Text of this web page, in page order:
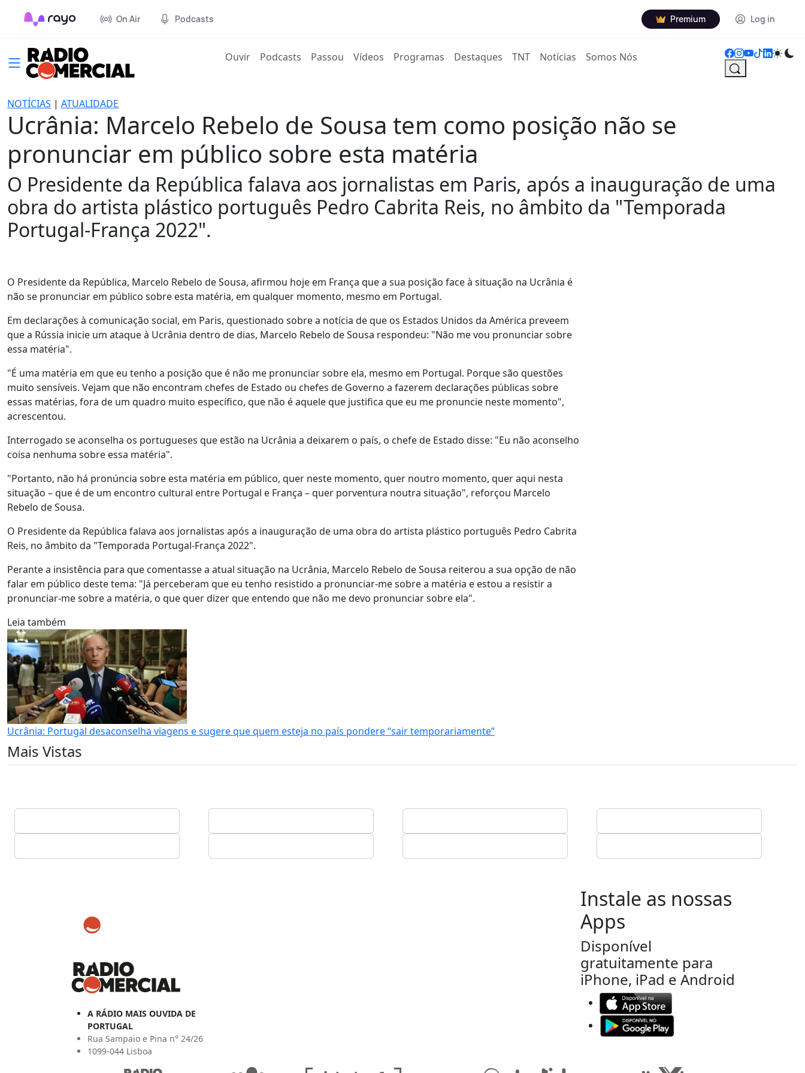
On Air Podcasts Premium Log in
Ouvir(current)
Podcasts Passou Vídeos Programas Destaques TNT Notícias Somos Nós
NOTÍCIAS | ATUALIDADE
Ucrânia: Marcelo Rebelo de Sousa tem como posição não se
pronunciar em público sobre esta matéria
O Presidente da República falava aos jornalistas em Paris, após a inauguração de uma
obra do artista plástico português Pedro Cabrita Reis, no âmbito da "Temporada
Portugal-França 2022".
O Presidente da República, Marcelo Rebelo de Sousa, afirmou hoje em França que a sua posição face à situação na Ucrânia é
não se pronunciar em público sobre esta matéria, em qualquer momento, mesmo em Portugal.
Em declarações à comunicação social, em Paris, questionado sobre a notícia de que os Estados Unidos da América preveem
que a Rússia inicie um ataque à Ucrânia dentro de dias, Marcelo Rebelo de Sousa respondeu: "Não me vou pronunciar sobre
essa matéria".
"É uma matéria em que eu tenho a posição que é não me pronunciar sobre ela, mesmo em Portugal. Porque são questões
muito sensíveis. Vejam que não encontram chefes de Estado ou chefes de Governo a fazerem declarações públicas sobre
essas matérias, fora de um quadro muito específico, que não é aquele que justifica que eu me pronuncie neste momento",
acrescentou.
Interrogado se aconselha os portugueses que estão na Ucrânia a deixarem o país, o chefe de Estado disse: "Eu não aconselho
coisa nenhuma sobre essa matéria".
"Portanto, não há pronúncia sobre esta matéria em público, quer neste momento, quer noutro momento, quer aqui nesta
situação – que é de um encontro cultural entre Portugal e França – quer porventura noutra situação", reforçou Marcelo
Rebelo de Sousa.
O Presidente da República falava aos jornalistas após a inauguração de uma obra do artista plástico português Pedro Cabrita
Reis, no âmbito da "Temporada Portugal-França 2022".
Perante a insistência para que comentasse a atual situação na Ucrânia, Marcelo Rebelo de Sousa reiterou a sua opção de não
falar em público deste tema: "Já perceberam que eu tenho resistido a pronunciar-me sobre a matéria e estou a resistir a
pronunciar-me sobre a matéria, o que quer dizer que entendo que não me devo pronunciar sobre ela".
Leia também
Ucrânia: Portugal desaconselha viagens e sugere que quem esteja no país pondere “sair temporariamente”
Mais Vistas
A RÁDIO MAIS OUVIDA DE
PORTUGAL
Rua Sampaio e Pina n° 24/26
1099-044 Lisboa
Instale as nossas
Apps
Disponível
gratuitamente para
iPhone, iPad e Android